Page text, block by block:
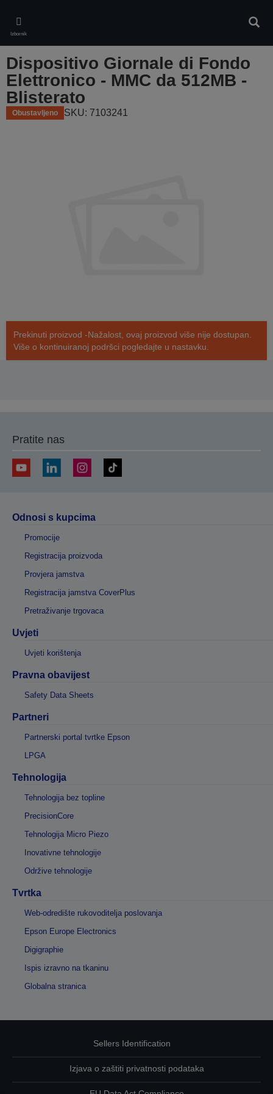
main
content
Izbornik
Dispositivo Giornale di Fondo
Elettronico - MMC da 512MB -
Blisterato
Obustavljeno SKU: 7103241
Prekinuti proizvod -Nažalost, ovaj proizvod više nije dostupan.
Više o kontinuiranoj podršci pogledajte u nastavku.
Pratite nas
Odnosi s kupcima
Promocije
Registracija proizvoda
Provjera jamstva
Registracija jamstva CoverPlus
Pretraživanje trgovaca
Uvjeti
Uvjeti korištenja
Pravna obavijest
Safety Data Sheets
Partneri
Partnerski portal tvrtke Epson
LPGA
Tehnologija
Tehnologija bez topline
PrecisionCore
Tehnologija Micro Piezo
Inovativne tehnologije
Održive tehnologije
Tvrtka
Web-odredište rukovoditelja poslovanja
Epson Europe Electronics
Digigraphie
Ispis izravno na tkaninu
Globalna stranica
Sellers Identification
Izjava o zaštiti privatnosti podataka